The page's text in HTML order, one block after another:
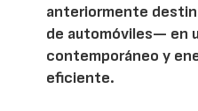
anteriormente
de automóviles— en
contemporáneo y
eficiente.